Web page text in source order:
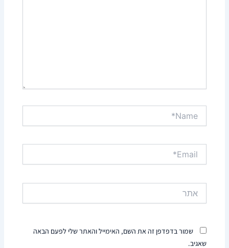
שמור בדפדפן זה את השם, האימייל והאתר שלי לפעם הבאה
שאגיב.